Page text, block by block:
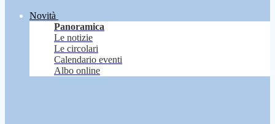
Novità
Panoramica
Le notizie
Le circolari
Calendario eventi
Albo online